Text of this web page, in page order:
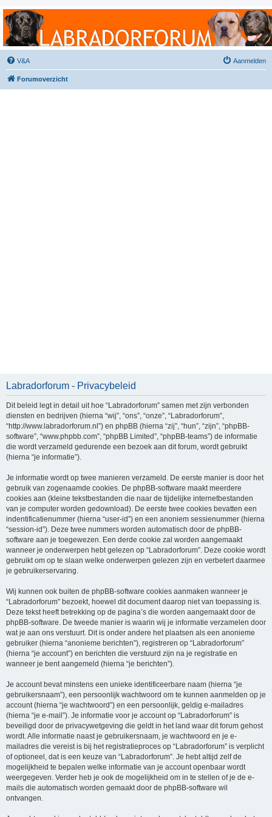
Labradorforum
Het gezelligste Labradorforum van Nederland en België!
V&A Aanmelden
Forumoverzicht
Labradorforum - Privacybeleid
Dit beleid legt in detail uit hoe “Labradorforum” samen met zijn verbonden
diensten en bedrijven (hierna “wij”, “ons”, “onze”, “Labradorforum”,
“http://www.labradorforum.nl”) en phpBB (hierna “zij”, “hun”, “zijn”, “phpBB-
software”, “www.phpbb.com”, “phpBB Limited”, “phpBB-teams”) de informatie
die wordt verzameld gedurende een bezoek aan dit forum, wordt gebruikt
(hierna “je informatie”).
Je informatie wordt op twee manieren verzameld. De eerste manier is door het
gebruik van zogenaamde cookies. De phpBB-software maakt meerdere
cookies aan (kleine tekstbestanden die naar de tijdelijke internetbestanden
van je computer worden gedownload). De eerste twee cookies bevatten een
indentificatienummer (hierna “user-id”) en een anoniem sessienummer (hierna
“session-id”). Deze twee nummers worden automatisch door de phpBB-
software aan je toegewezen. Een derde cookie zal worden aangemaakt
wanneer je onderwerpen hebt gelezen op “Labradorforum”. Deze cookie wordt
gebruikt om op te slaan welke onderwerpen gelezen zijn en verbetert daarmee
je gebruikerservaring.
Wij kunnen ook buiten de phpBB-software cookies aanmaken wanneer je
“Labradorforum” bezoekt, hoewel dit document daarop niet van toepassing is.
Deze tekst heeft betrekking op de pagina’s die worden aangemaakt door de
phpBB-software. De tweede manier is waarin wij je informatie verzamelen door
wat je aan ons verstuurt. Dit is onder andere het plaatsen als een anonieme
gebruiker (hierna “anonieme berichten”), registreren op “Labradorforum”
(hierna “je account”) en berichten die verstuurd zijn na je registratie en
wanneer je bent aangemeld (hierna “je berichten”).
Je account bevat minstens een unieke identificeerbare naam (hierna “je
gebruikersnaam”), een persoonlijk wachtwoord om te kunnen aanmelden op je
account (hierna “je wachtwoord”) en een persoonlijk, geldig e-mailadres
(hierna “je e-mail”). Je informatie voor je account op “Labradorforum” is
beveiligd door de privacywetgeving die geldt in het land waar dit forum gehost
wordt. Alle informatie naast je gebruikersnaam, je wachtwoord en je e-
mailadres die vereist is bij het registratieproces op “Labradorforum” is verplicht
of optioneel, dat is een keuze van “Labradorforum”. Je hebt altijd zelf de
mogelijkheid te bepalen welke informatie van je account openbaar wordt
weergegeven. Verder heb je ook de mogelijkheid om in te stellen of je de e-
mails die automatisch worden gemaakt door de phpBB-software wil
ontvangen.